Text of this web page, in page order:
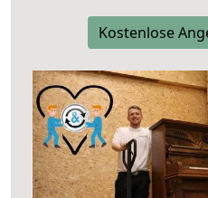
Kostenlose